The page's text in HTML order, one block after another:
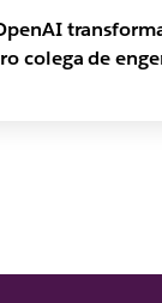
colega de